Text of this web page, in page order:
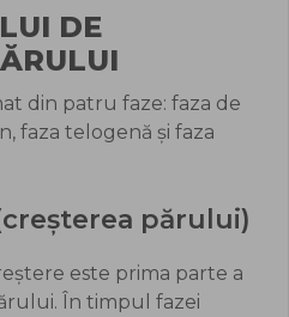
DE
din patru faze: faza de
faza telogenă și faza
părului)
este prima parte a
În timpul fazei